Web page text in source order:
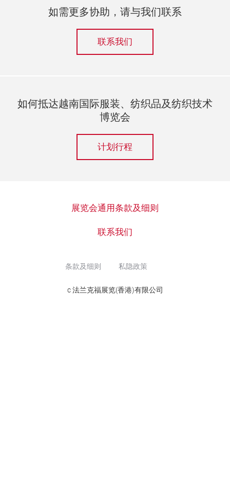
如需更多协助，请与我们联系
联系我们
如何抵达越南国际服装、纺织品及纺织技术
博览会
计划行程
展览会通用条款及细则
联系我们
条款及细则 私隐政策
c 法兰克福展览(香港)有限公司